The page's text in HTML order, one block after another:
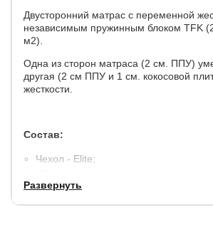
Двусторонний матрас с переменной
независимым пружинным блоком TFK
м2).
Одна из сторон матраса (2 см. ППУ)
другая (2 см ППУ и 1 см. кокосовой
жесткости.
Состав:
Чехол - Elite;
Прокладочный материал -
Пружинный блок - TFK:
Развернуть